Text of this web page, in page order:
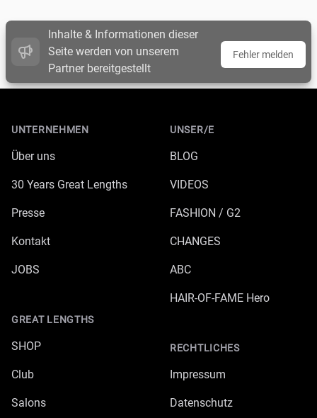
Inhalte & Informationen dieser
Seite werden von unserem
Partner bereitgestellt
Fehler melden
UNTERNEHMEN
Über uns
30 Years Great Lengths
Presse
Kontakt
JOBS
GREAT LENGTHS
SHOP
Club
Salons
UNSER/E
BLOG
VIDEOS
FASHION / G2
CHANGES
ABC
HAIR-OF-FAME Hero
RECHTLICHES
Impressum
Datenschutz